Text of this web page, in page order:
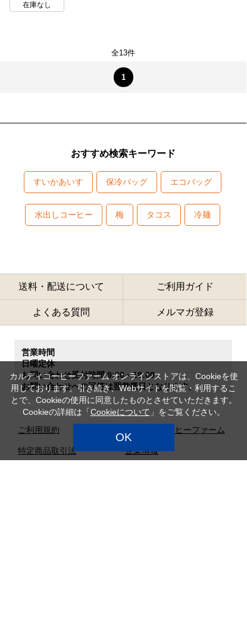
在庫なし
全13件
1
おすすめ検索キーワード
すいかあいす 保冷バッグ エコバッグ
水出しコーヒー 梅 タコス 冷麺
送料・配送について ご利用ガイド
よくある質問 メルマガ登録
営業時間
日曜定休
お問い合わせ受付時間 9:00～18:00
お問い合わせへの回答は翌営業日となります。
ご利用規約
特定商品取引法
カルディコーヒーファーム
企業情報
カルディコーヒーファーム オンラインストアは、Cookieを使
用しております。引き続き、Webサイトを閲覧・利用するこ
とで、Cookieの使用に同意したものとさせていただきます。
Cookieの詳細は「 Cookieについて 」をご覧ください。
OK